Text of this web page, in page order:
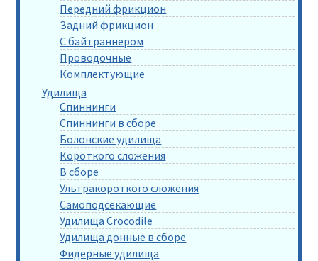
Передний фрикцион
Задний фрикцион
С байтраннером
Проводочные
Комплектующие
Удилища
Спиннинги
Спиннинги в сборе
Болонские удилища
Короткого сложения
В сборе
Ультракороткого сложения
Самоподсекающие
Удилища Crocodile
Удилища донные в сборе
Фидерные удилища